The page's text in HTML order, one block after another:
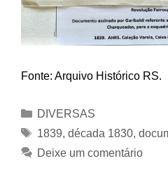
Fonte: Arquivo Histórico RS.
Categorias
DIVERSAS
Tags
1839, década 1830,
Deixe um comentário